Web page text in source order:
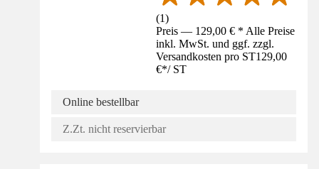
(1)
Preis — 129,00 € * Alle Preise
inkl. MwSt. und ggf. zzgl.
Versandkosten pro ST129,00
€*/ ST
Online bestellbar
Z.Zt. nicht reservierbar